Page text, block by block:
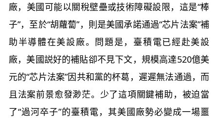
廠，美國可能以關稅壁壘或技術障礙設限，這是“棒
子”，至於“胡蘿蔔”，則是美國承諾通過“芯片法案”補
助半導體在美設廠。問題是，臺積電已經赴美設
廠，美國説好的補貼卻不見下文，規模高達520億美
元的“芯片法案”因共和黨的杯葛，遲遲無法通過，而
且法案前景愈發渺茫。少了這項關鍵補助，被迫當
了“過河卒子”的臺積電，其美國廠勢必變成一場噩